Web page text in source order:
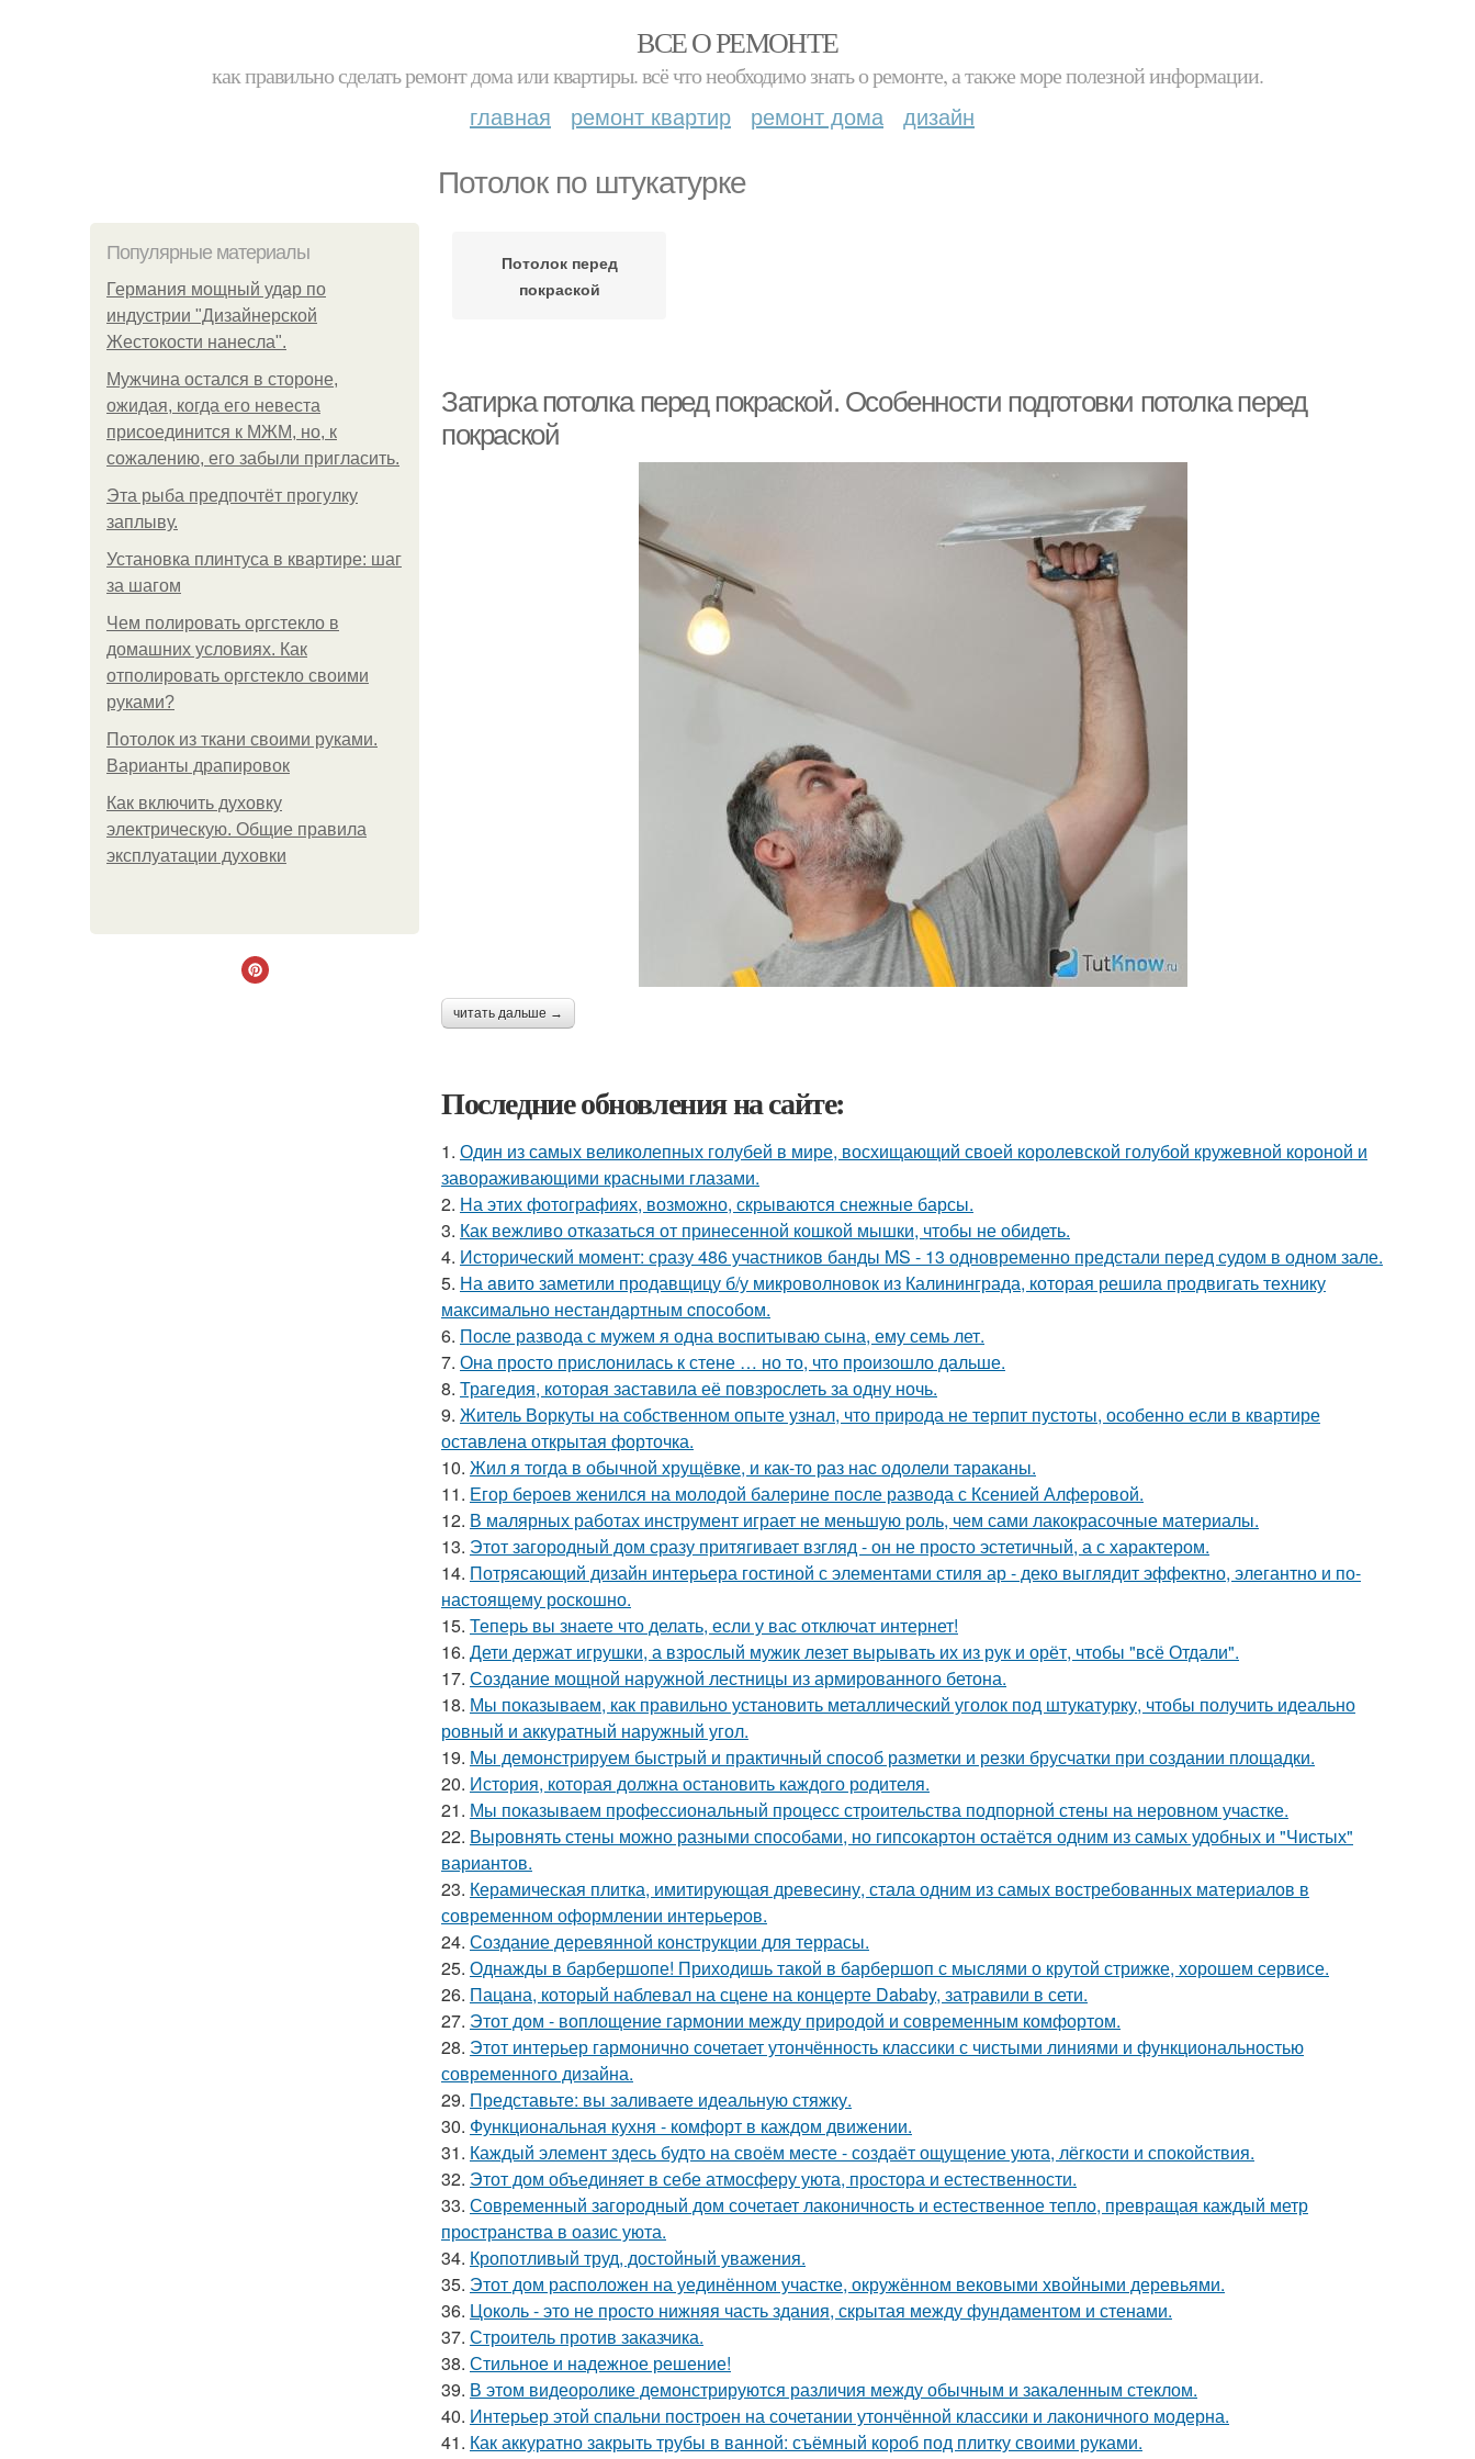
ВСЕ О РЕМОНТЕ
как правильно сделать ремонт дома или квартиры. всё что необходимо знать о ремонте, а также море полезной информации.
главная ремонт квартир ремонт дома дизайн
Потолок по штукатурке
Популярные материалы
Германия мощный удар по
индустрии "Дизайнерской
Жестокости нанесла".
Мужчина остался в стороне,
ожидая, когда его невеста
присоединится к МЖМ, но, к
сожалению, его забыли пригласить.
Эта рыба предпочтёт прогулку
заплыву.
Установка плинтуса в квартире: шаг
за шагом
Чем полировать оргстекло в
домашних условиях. Как
отполировать оргстекло своими
руками?
Потолок из ткани своими руками.
Варианты драпировок
Как включить духовку
электрическую. Общие правила
эксплуатации духовки
Потолок перед
покраской
Затирка потолка перед покраской. Особенности подготовки потолка перед
покраской
читать дальше →
Последние обновления на сайте:
1. Один из самых великолепных голубей в мире, восхищающий своей королевской голубой кружевной короной и
завораживающими красными глазами.
2. На этих фотографиях, возможно, скрываются снежные барсы.
3. Как вежливо отказаться от принесенной кошкой мышки, чтобы не обидеть.
4. Исторический момент: сразу 486 участников банды MS - 13 одновременно предстали перед судом в одном зале.
5. На aвито заметили продавщицу б/у микроволновок из Калининграда, которая решила продвигать технику
максимально нестандартным cпособом.
6. После развода с мужем я одна воспитываю сына, ему семь лет.
7. Она просто прислонилась к стене … но то, что произошло дальше.
8. Трагедия, которая заставила её повзрослеть за одну ночь.
9. Житель Воркуты на собственном опыте узнал, что природа не терпит пустоты, особенно если в квартире
оставлена открытая форточка.
10. Жил я тогда в обычной хрущёвке, и как-то раз нас одолели тараканы.
11. Егор бероев женился на молодой балерине после развода с Ксенией Алферовой.
12. В малярных работах инструмент играет не меньшую роль, чем сами лакокрасочные материалы.
13. Этот загородный дом сразу притягивает взгляд - он не просто эстетичный, а с характером.
14. Потрясающий дизайн интерьера гостиной с элементами стиля ар - деко выглядит эффектно, элегантно и по-
настоящему роскошно.
15. Теперь вы знаете что делать, если у вас отключат интернет!
16. Дети держат игрушки, а взрослый мужик лезет вырывать их из рук и орёт, чтобы "всё Отдали".
17. Создание мощной наружной лестницы из армированного бетона.
18. Мы показываем, как правильно установить металлический уголок под штукатурку, чтобы получить идеально
ровный и аккуратный наружный угол.
19. Мы демонстрируем быстрый и практичный способ разметки и резки брусчатки при создании площадки.
20. История, которая должна остановить каждого родителя.
21. Мы показываем профессиональный процесс строительства подпорной стены на неровном участке.
22. Выровнять стены можно разными способами, но гипсокартон остаётся одним из самых удобных и "Чистых"
вариантов.
23. Керамическая плитка, имитирующая древесину, стала одним из самых востребованных материалов в
современном оформлении интерьеров.
24. Создание деревянной конструкции для террасы.
25. Однажды в барбершопе! Приходишь такой в барбершоп с мыслями о крутой стрижке, хорошем сервисе.
26. Пацана, который наблевал на сцене на концерте Dababy, затравили в сети.
27. Этот дом - воплощение гармонии между природой и современным комфортом.
28. Этот интерьер гармонично сочетает утончённость классики с чистыми линиями и функциональностью
современного дизайна.
29. Представьте: вы заливаете идеальную стяжку.
30. Функциональная кухня - комфорт в каждом движении.
31. Каждый элемент здесь будто на своём месте - создаёт ощущение уюта, лёгкости и спокойствия.
32. Этот дом объединяет в себе атмосферу уюта, простора и естественности.
33. Современный загородный дом сочетает лаконичность и естественное тепло, превращая каждый метр
пространства в оазис уюта.
34. Кропотливый труд, достойный уважения.
35. Этот дом расположен на уединённом участке, окружённом вековыми хвойными деревьями.
36. Цоколь - это не просто нижняя часть здания, скрытая между фундаментом и стенами.
37. Строитель против заказчика.
38. Стильное и надежное решение!
39. В этом видеоролике демонстрируются различия между обычным и закаленным стеклом.
40. Интерьер этой спальни построен на сочетании утончённой классики и лаконичного модерна.
41. Как аккуратно закрыть трубы в ванной: съёмный короб под плитку своими руками.